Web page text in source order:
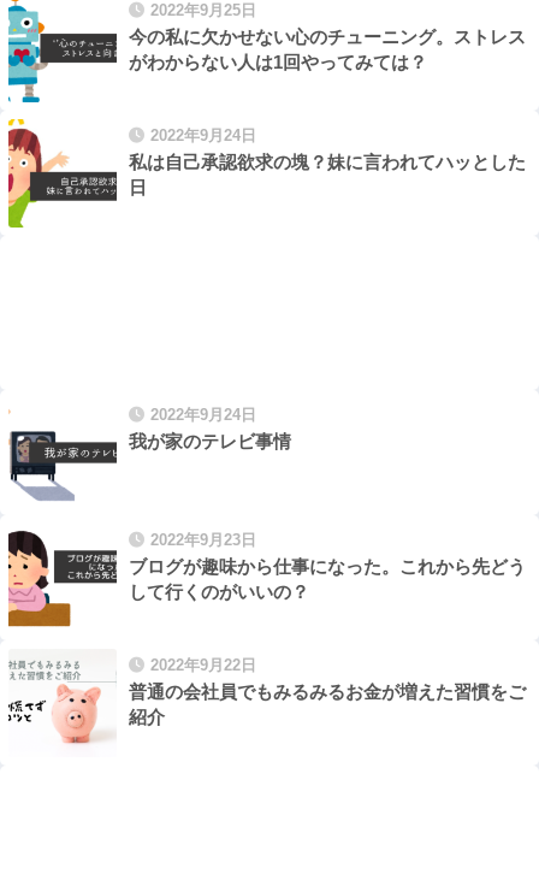
2022年9月25日
今の私に欠かせない心のチューニング。ストレス
がわからない人は1回やってみては？
2022年9月24日
私は自己承認欲求の塊？妹に言われてハッとした
日
2022年9月24日
我が家のテレビ事情
2022年9月23日
ブログが趣味から仕事になった。これから先どう
して行くのがいいの？
2022年9月22日
普通の会社員でもみるみるお金が増えた習慣をご
紹介